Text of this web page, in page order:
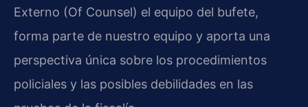
Externo (Of Counsel) el equipo del bufete,
forma parte de nuestro equipo y aporta una
perspectiva única sobre los procedimientos
policiales y las posibles debilidades en las